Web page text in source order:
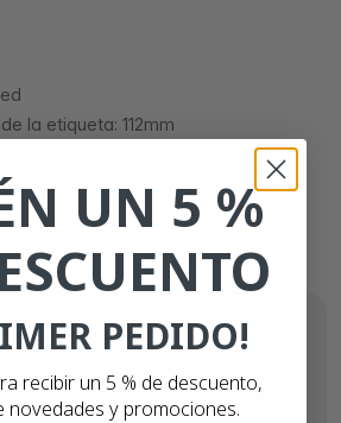
la etiqueta: 112mm
180mm/s
UN 5 %
PEDIDO!
recibir un 5 % de descuento,
novedades y promociones.